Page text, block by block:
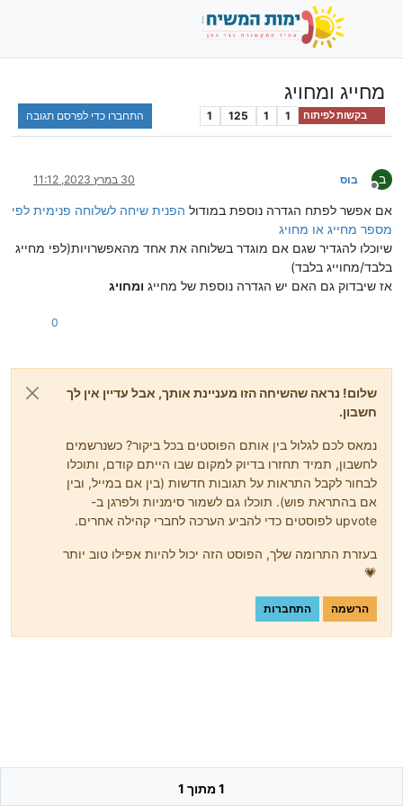
מחייג ומחויג
בקשות לפיתוח 1
1
125
1 התחברו כדי לפרסם תגובה
ב
מנותק
בוס 30 במרץ 2023, 11:12
אם אפשר לפתח הגדרה נוספת במודול הפנית שיחה לשלוחה פנימית לפי
מספר מחייג או מחויג
שיוכלו להגדיר שגם אם מוגדר בשלוחה את אחד מהאפשרויות(לפי מחייג
בלבד/מחוייג בלבד)
אז שיבדוק גם האם יש הגדרה נוספת של מחייג ומחויג
0
שלום! נראה שהשיחה הזו מעניינת אותך, אבל עדיין אין לך
חשבון.
נמאס לכם לגלול בין אותם הפוסטים בכל ביקור? כשנרשמים
לחשבון, תמיד תחזרו בדיוק למקום שבו הייתם קודם, ותוכלו
לבחור לקבל התראות על תגובות חדשות (בין אם במייל, ובין
אם בהתראת פוש). תוכלו גם לשמור סימניות ולפרגן ב-
upvote לפוסטים כדי להביע הערכה לחברי קהילה אחרים.
בעזרת התרומה שלך, הפוסט הזה יכול להיות אפילו טוב יותר
💗
הרשמה התחברות
1 מתוך 1